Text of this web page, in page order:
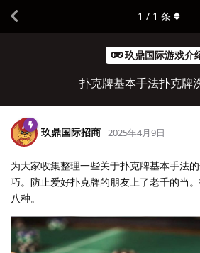
玖鼎国际游戏介
扑克牌基本手法扑克牌
1 / 1 条
玖鼎国际招商 2025年4月9日
为大家收集整理一些关于扑克牌基本手法
巧。防止爱好扑克牌的朋友上了老千的当
八种。